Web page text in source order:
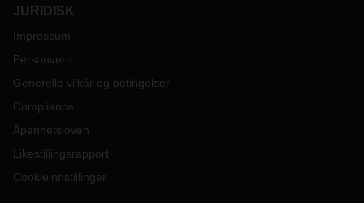
JURIDISK
Impressum
Personvern
Generelle vilkår og betingelser
Compliance
Åpenhetsloven
Likestillingsrapport
Cookieinnstillinger